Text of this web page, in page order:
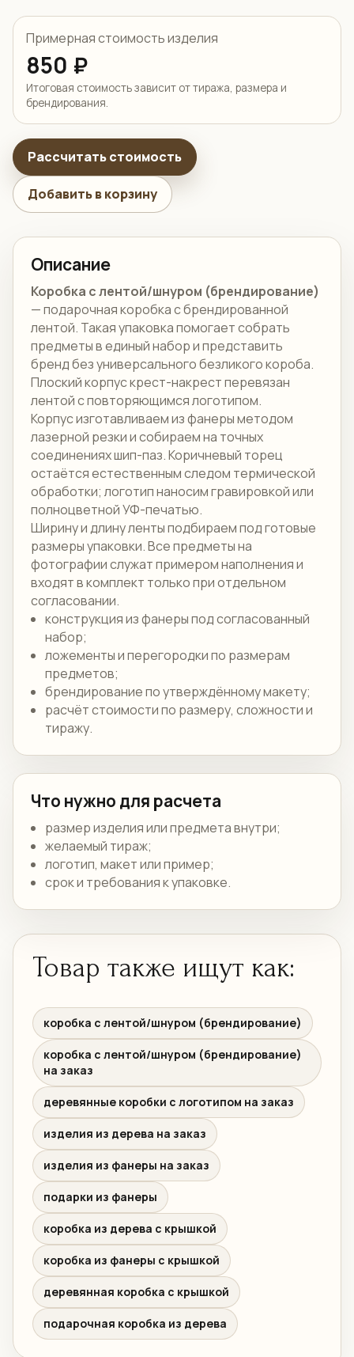
Примерная стоимость изделия
850 ₽
Итоговая стоимость зависит от тиража, размера и
брендирования.
Рассчитать стоимость
Добавить в корзину
Описание
Коробка с лентой/шнуром (брендирование)
— подарочная коробка с брендированной
лентой. Такая упаковка помогает собрать
предметы в единый набор и представить
бренд без универсального безликого короба.
Плоский корпус крест-накрест перевязан
лентой с повторяющимся логотипом.
Корпус изготавливаем из фанеры методом
лазерной резки и собираем на точных
соединениях шип-паз. Коричневый торец
остаётся естественным следом термической
обработки; логотип наносим гравировкой или
полноцветной УФ-печатью.
Ширину и длину ленты подбираем под готовые
размеры упаковки. Все предметы на
фотографии служат примером наполнения и
входят в комплект только при отдельном
согласовании.
конструкция из фанеры под согласованный
набор;
ложементы и перегородки по размерам
предметов;
брендирование по утверждённому макету;
расчёт стоимости по размеру, сложности и
тиражу.
Что нужно для расчета
размер изделия или предмета внутри;
желаемый тираж;
логотип, макет или пример;
срок и требования к упаковке.
Товар также ищут как:
коробка с лентой/шнуром (брендирование)
коробка с лентой/шнуром (брендирование)
на заказ
деревянные коробки с логотипом на заказ
изделия из дерева на заказ
изделия из фанеры на заказ
подарки из фанеры
коробка из дерева с крышкой
коробка из фанеры с крышкой
деревянная коробка с крышкой
подарочная коробка из дерева